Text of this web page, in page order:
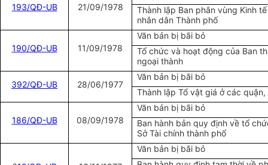
193/QĐ-UB 21/09/1978
Thành lập Ban phân vùng Kinh
nhân dân Thành phố
190/QĐ-UB 11/09/1978
Văn bản bị bãi bỏ
Tổ chức và hoạt động của Ban
ngoại thành
392/QĐ-UB 28/06/1977
Văn bản bị bãi bỏ
Thành lập Tổ vật giá ở các quận,
186/QĐ-UB 08/09/1978
Văn bản bị bãi bỏ
Ban hành bản quy định về tổ
Sở Tài chính thành phố
Văn bản bị bãi bỏ